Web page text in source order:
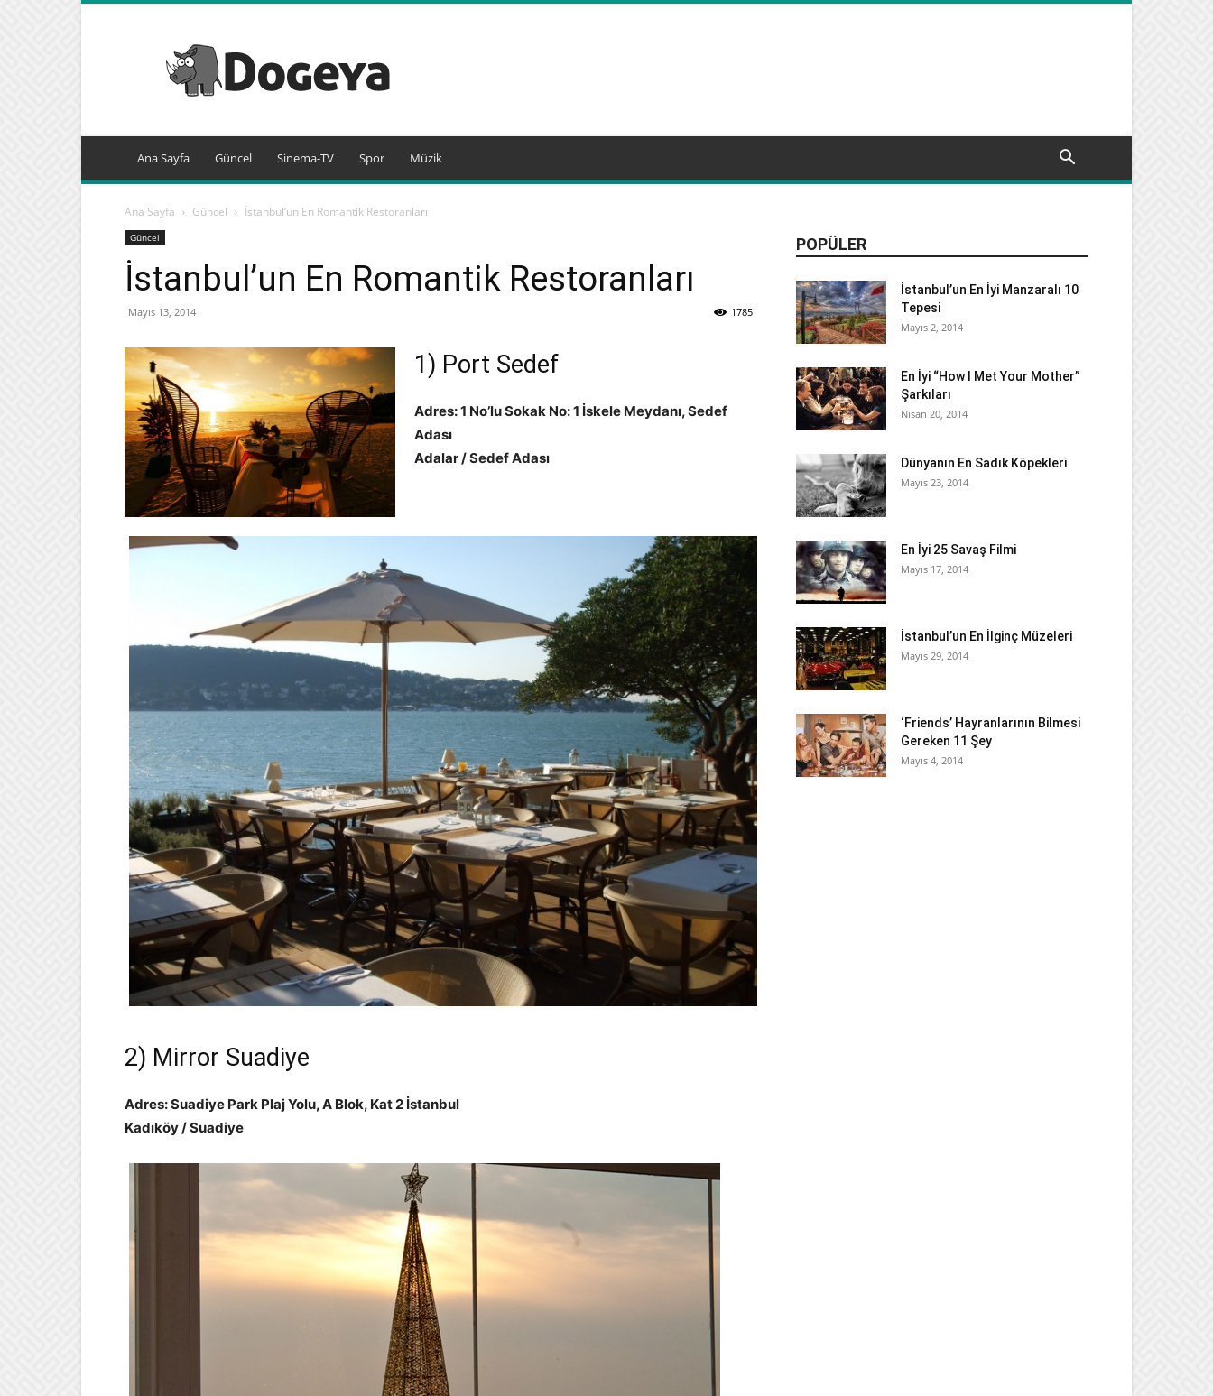
Ana Sayfa Güncel Sinema-TV Spor Müzik
Ana Sayfa Güncel İstanbul’un En Romantik Restoranları
Güncel
İstanbul’un En Romantik Restoranları
Mayıs 13, 2014 1785
1) Port Sedef
Adres: 1 No’lu Sokak No: 1 İskele Meydanı, Sedef
Adası
Adalar / Sedef Adası
2) Mirror Suadiye
Adres: Suadiye Park Plaj Yolu, A Blok, Kat 2 İstanbul
Kadıköy / Suadiye
POPÜLER
İstanbul’un En İyi Manzaralı 10
Tepesi
Mayıs 2, 2014
En İyi “How I Met Your Mother”
Şarkıları
Nisan 20, 2014
Dünyanın En Sadık Köpekleri
Mayıs 23, 2014
En İyi 25 Savaş Filmi
Mayıs 17, 2014
İstanbul’un En İlginç Müzeleri
Mayıs 29, 2014
‘Friends’ Hayranlarının Bilmesi
Gereken 11 Şey
Mayıs 4, 2014